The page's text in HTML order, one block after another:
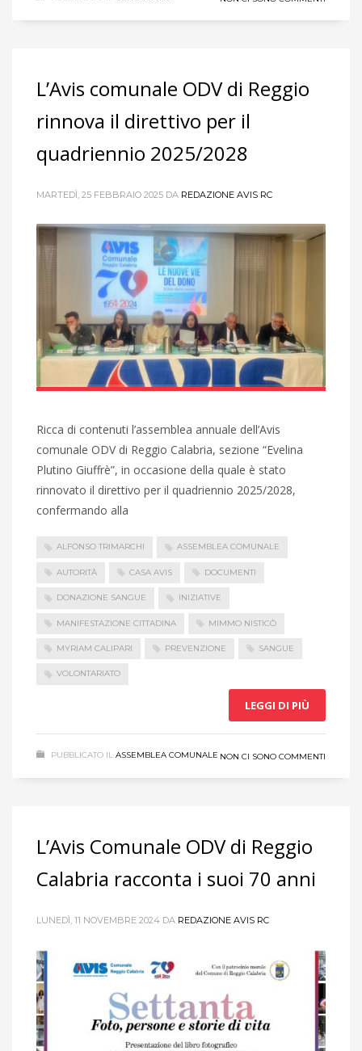
L’Avis comunale ODV di Reggio
rinnova il direttivo per il
quadriennio 2025/2028
MARTEDÌ, 25 FEBBRAIO 2025 DA REDAZIONE AVIS RC
Ricca di contenuti l’assemblea annuale dell’Avis
comunale ODV di Reggio Calabria, sezione “Evelina
Plutino Giuffrè”, in occasione della quale è stato
rinnovato il direttivo per il quadriennio 2025/2028,
confermando alla
ALFONSO TRIMARCHI ASSEMBLEA COMUNALE
AUTORITÀ CASA AVIS DOCUMENTI
DONAZIONE SANGUE INIZIATIVE
MANIFESTAZIONE CITTADINA MIMMO NISTICÒ
MYRIAM CALIPARI PREVENZIONE SANGUE
VOLONTARIATO
LEGGI DI PIÙ
PUBBLICATO IL ASSEMBLEA COMUNALE NON CI SONO COMMENTI
L’Avis Comunale ODV di Reggio
Calabria racconta i suoi 70 anni
LUNEDÌ, 11 NOVEMBRE 2024 DA REDAZIONE AVIS RC